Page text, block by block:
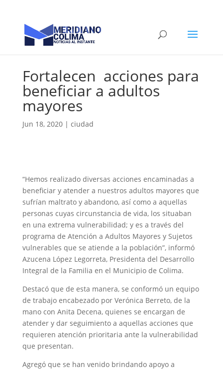
Fortalecen acciones para
beneficiar a adultos
mayores
Jun 18, 2020| ciudad
“Hemos realizado diversas acciones encaminadas a
beneficiar y atender a nuestros adultos mayores que
sufrían maltrato y abandono, así como a aquellas
personas cuyas circunstancia de vida, los situaban
en una extrema vulnerabilidad; y es a través del
programa de Atención a Adultos Mayores y Sujetos
vulnerables que se atiende a la población”, informó
Azucena López Legorreta, Presidenta del Desarrollo
Integral de la Familia en el Municipio de Colima.
Destacó que de esta manera, se conformó un equipo
de trabajo encabezado por Verónica Berreto, de la
mano con Anita Decena, quienes se encargan de
atender y dar seguimiento a aquellas acciones que
requieren atención prioritaria ante la vulnerabilidad
que presentan.
Agregó que se han venido brindando apoyo a